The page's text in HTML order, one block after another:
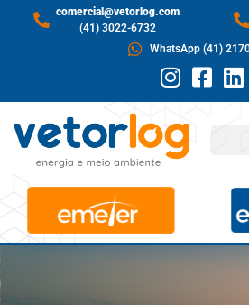
comercial@vetorlog.com
(41) 3022-6732
WhatsApp (41)